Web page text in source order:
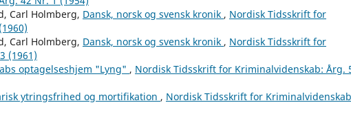
Carl Holmberg, Dansk, norsk og svensk kronik , Nordisk Tidsskrift for
Carl Holmberg, Dansk, norsk og svensk kronik , Nordisk Tidsskrift for
(1961)
optagelseshjem "Lyng" , Nordisk Tidsskrift for Kriminalvidenskab: Årg.
ytringsfrihed og mortifikation , Nordisk Tidsskrift for